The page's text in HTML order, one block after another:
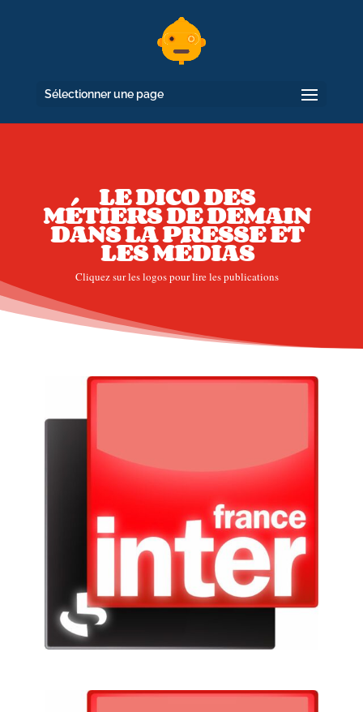
Sélectionner une page
LE DICO DES
MÉTIERS DE DEMAIN
DANS LA PRESSE ET
LES MÉDIAS
Cliquez sur les logos pour lire les publications